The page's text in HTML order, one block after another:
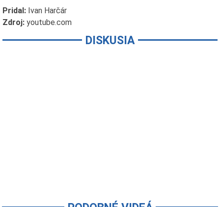
Pridal: Ivan Harčár
Zdroj: youtube.com
DISKUSIA